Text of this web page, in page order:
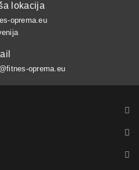
lokacija
oprema.eu
oprema.eu